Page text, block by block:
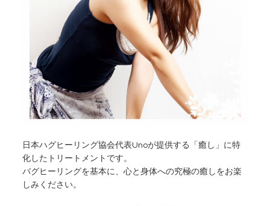
日本ハグヒーリング協会代表Unoが提供する「癒し」に特
化したトリートメントです。
バグヒーリングを基本に、心と身体への究極の癒しをお楽
しみください。